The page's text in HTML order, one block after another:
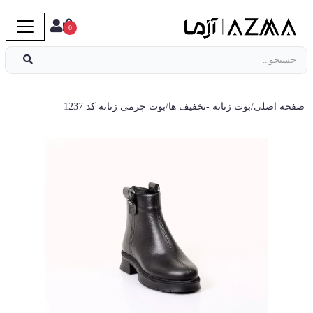
0
صفحه اصلی/بوت زنانه -تخفیف ها/بوت چرمی زنانه کد 1237